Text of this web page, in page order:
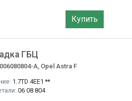
Купить
ГБЦ
A, Opel Astra F
1.7TD 4EE1 **
06 08 804